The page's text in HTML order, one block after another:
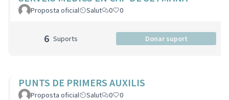
Proposta oficial Salut 0 0
6 Suports Donar suport
PUNTS DE PRIMERS AUXILIS
Proposta oficial Salut 0 0